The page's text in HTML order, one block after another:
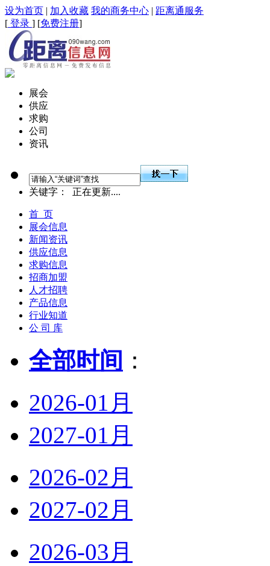
设为首页 | 加入收藏 我的商务中心 | 距离通服务
[ 登录 ] [免费注册]
展会
供应
求购
公司
资讯
关键字： 正在更新....
首 页
展会信息
新闻资讯
供应信息
求购信息
招商加盟
人才招聘
产品信息
行业知道
公 司 库
全部时间 ：
2026-01月
2027-01月
2026-02月
2027-02月
2026-03月